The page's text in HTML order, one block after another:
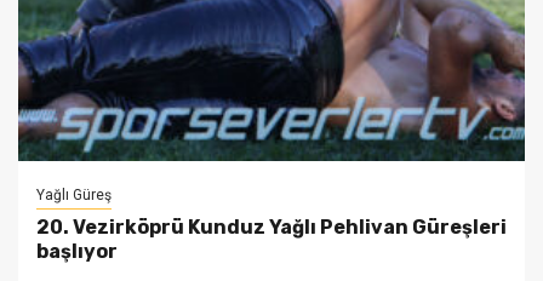
Yağlı Güreş
20. Vezirköprü Kunduz Yağlı Pehlivan Güreşleri
başlıyor